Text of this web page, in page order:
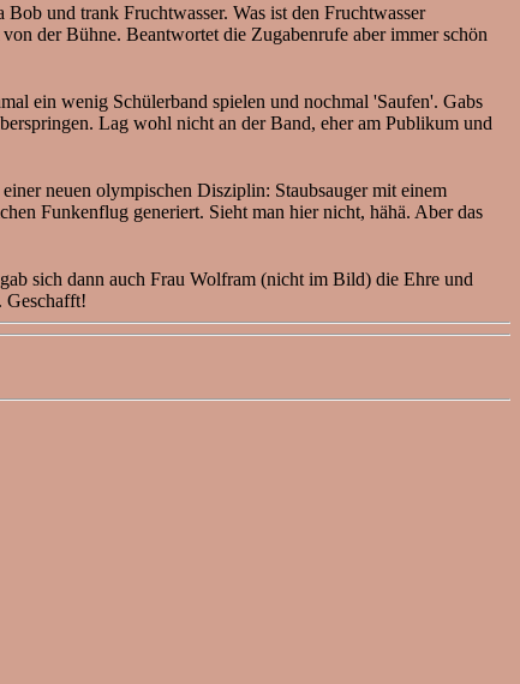
und trank Fruchtwasser. Was ist den Fruchtwasser
der Bühne. Beantwortet die Zugabenrufe aber immer schön
ein wenig Schülerband spielen und nochmal 'Saufen'. Gabs
Lag wohl nicht an der Band, eher am Publikum und
neuen olympischen Disziplin: Staubsauger mit einem
Funkenflug generiert. Sieht man hier nicht, hähä. Aber das
sich dann auch Frau Wolfram (nicht im Bild) die Ehre und
Geschafft!